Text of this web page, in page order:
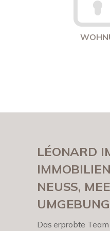
LÉONARD
NEUSS,
UMGEBUNG
Das erprobte